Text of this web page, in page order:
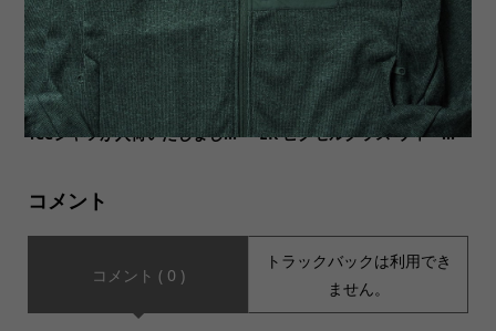
【Nasngwam ナスングワ
ム】THUNDER Tee サンダー
Teeシャツが入荷いたしまし...
【MUSIC Tee ミュージックテ
ィー】PIXEL GLASSES-WEEZ
ER ピクセルグラス ウィー...
コメント
コメント ( 0 )
トラックバックは利用でき
ません。